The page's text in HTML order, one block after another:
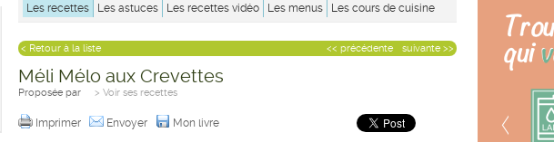
Les recettes Les astuces Les recettes vidéo Les menus Les cours de cuisine
suivante >>
<< précédente
< Retour à la liste
Méli Mélo aux Crevettes
Proposée par > Voir ses recettes
Imprimer Envoyer Mon livre